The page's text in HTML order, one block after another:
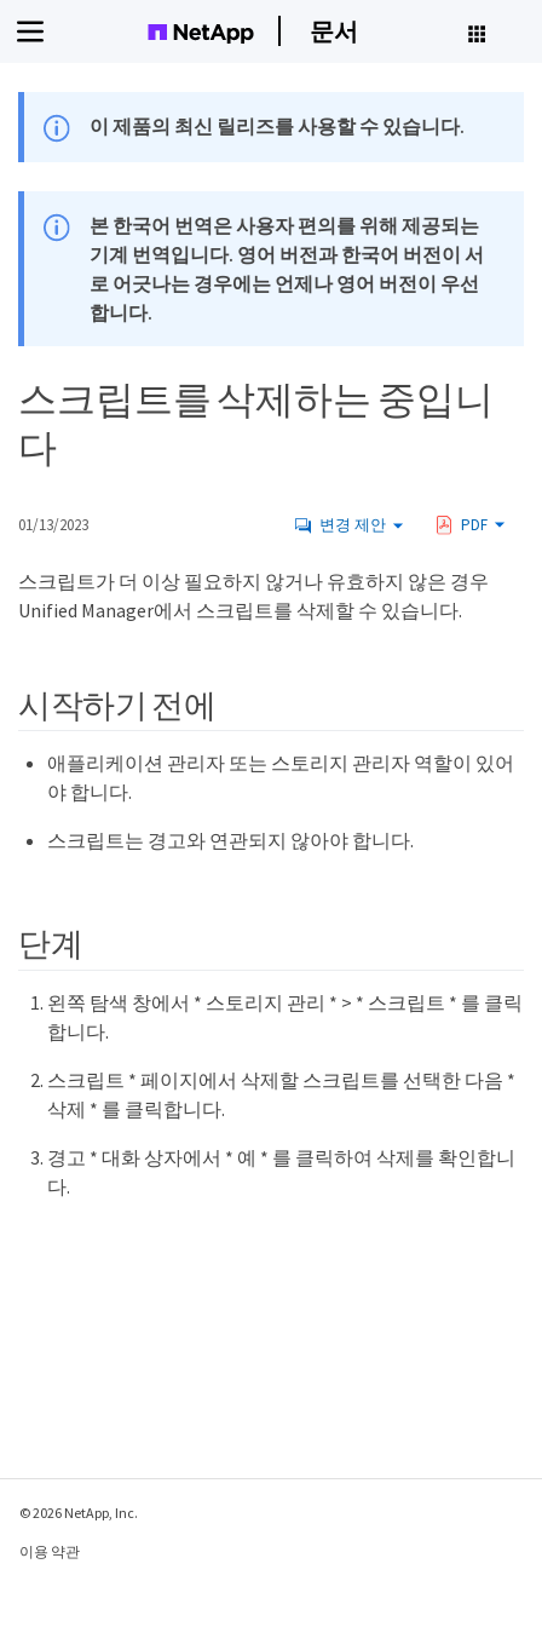
문서
이 제품의 최신 릴리즈를 사용할 수 있습니다.
본 한국어 번역은 사용자 편의를 위해 제공되는
기계 번역입니다. 영어 버전과 한국어 버전이 서
로 어긋나는 경우에는 언제나 영어 버전이 우선
합니다.
스크립트를 삭제하는 중입니
다
01/13/2023 변경 제안 PDF
스크립트가 더 이상 필요하지 않거나 유효하지 않은 경우
Unified Manager에서 스크립트를 삭제할 수 있습니다.
시작하기 전에
애플리케이션 관리자 또는 스토리지 관리자 역할이 있어
야 합니다.
스크립트는 경고와 연관되지 않아야 합니다.
단계
왼쪽 탐색 창에서 * 스토리지 관리 * > * 스크립트 * 를 클릭
합니다.
스크립트 * 페이지에서 삭제할 스크립트를 선택한 다음 *
삭제 * 를 클릭합니다.
경고 * 대화 상자에서 * 예 * 를 클릭하여 삭제를 확인합니
다.
© 2026 NetApp, Inc.
이용 약관